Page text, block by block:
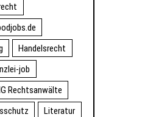
Handelsrecht
job
Rechtsanwälte
Literatur